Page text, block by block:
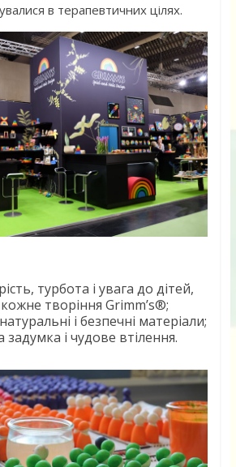
в терапевтичних цілях.
турбота і увага до дітей,
творіння Grimm’s®;
і безпечні матеріали;
і чудове втілення.